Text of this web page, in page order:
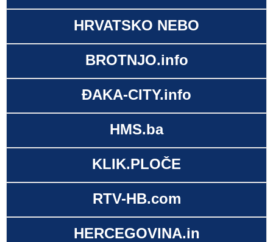
HRVATSKO NEBO
BROTNJO.info
ĐAKA-CITY.info
HMS.ba
KLIK.PLOČE
RTV-HB.com
HERCEGOVINA.in